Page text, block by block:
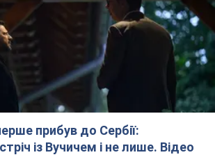
прибув до Сербії:
із Вучичем і не лише. Відео